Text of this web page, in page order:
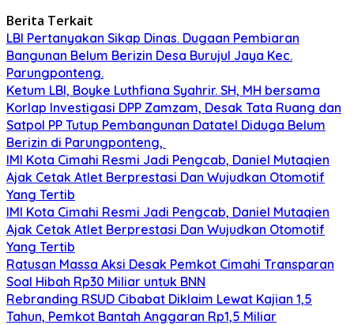
Berita Terkait
LBI Pertanyakan Sikap Dinas. Dugaan Pembiaran
Bangunan Belum Berizin Desa Burujul Jaya Kec.
Parungponteng.
Ketum LBI, Boyke Luthfiana Syahrir. SH, MH bersama
Korlap Investigasi DPP Zamzam, Desak Tata Ruang dan
Satpol PP Tutup Pembangunan Datatel Diduga Belum
Berizin di Parungponteng,
IMI Kota Cimahi Resmi Jadi Pengcab, Daniel Mutaqien
Ajak Cetak Atlet Berprestasi Dan Wujudkan Otomotif
Yang Tertib
IMI Kota Cimahi Resmi Jadi Pengcab, Daniel Mutaqien
Ajak Cetak Atlet Berprestasi Dan Wujudkan Otomotif
Yang Tertib
Ratusan Massa Aksi Desak Pemkot Cimahi Transparan
Soal Hibah Rp30 Miliar untuk BNN
Rebranding RSUD Cibabat Diklaim Lewat Kajian 1,5
Tahun, Pemkot Bantah Anggaran Rp1,5 Miliar